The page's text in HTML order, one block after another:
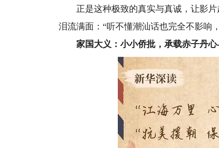
正是这种极致的真实与真诚，让影片
泪流满面：“听不懂潮汕话也完全不影响
家国大义：小小侨批，承载赤子丹